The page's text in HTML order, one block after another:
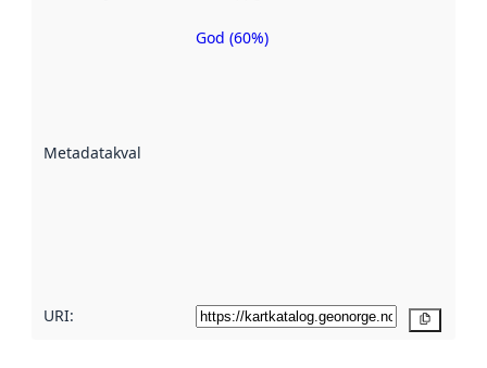
Metadatakvalitet
Metadatakvalitet
God (60%)
URI: